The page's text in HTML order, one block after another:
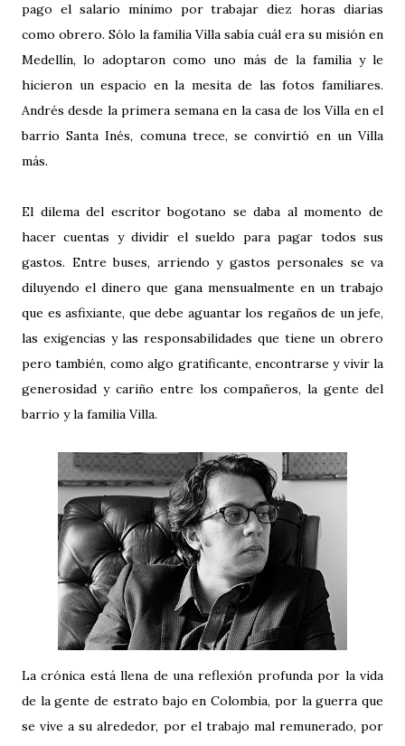
pago el salario mínimo por trabajar diez horas diarias
como obrero. Sólo la familia Villa sabía cuál era su misión en
Medellín, lo adoptaron como uno más de la familia y le
hicieron un espacio en la mesita de las fotos familiares.
Andrés desde la primera semana en la casa de los Villa en el
barrio Santa Inés, comuna trece, se convirtió en un Villa
más.
El dilema del escritor bogotano se daba al momento de
hacer cuentas y dividir el sueldo para pagar todos sus
gastos. Entre buses, arriendo y gastos personales se va
diluyendo el dinero que gana mensualmente en un trabajo
que es asfixiante, que debe aguantar los regaños de un jefe,
las exigencias y las responsabilidades que tiene un obrero
pero también, como algo gratificante, encontrarse y vivir la
generosidad y cariño entre los compañeros, la gente del
barrio y la familia Villa.
La crónica está llena de una reflexión profunda por la vida
de la gente de estrato bajo en Colombia, por la guerra que
se vive a su alrededor, por el trabajo mal remunerado, por